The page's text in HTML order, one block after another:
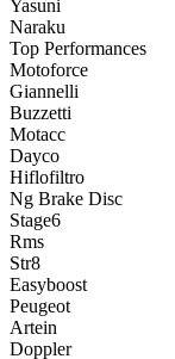
Yasuni
Naraku
Top Performances
Motoforce
Giannelli
Buzzetti
Motacc
Dayco
Hiflofiltro
Ng Brake Disc
Stage6
Rms
Str8
Easyboost
Peugeot
Artein
Doppler